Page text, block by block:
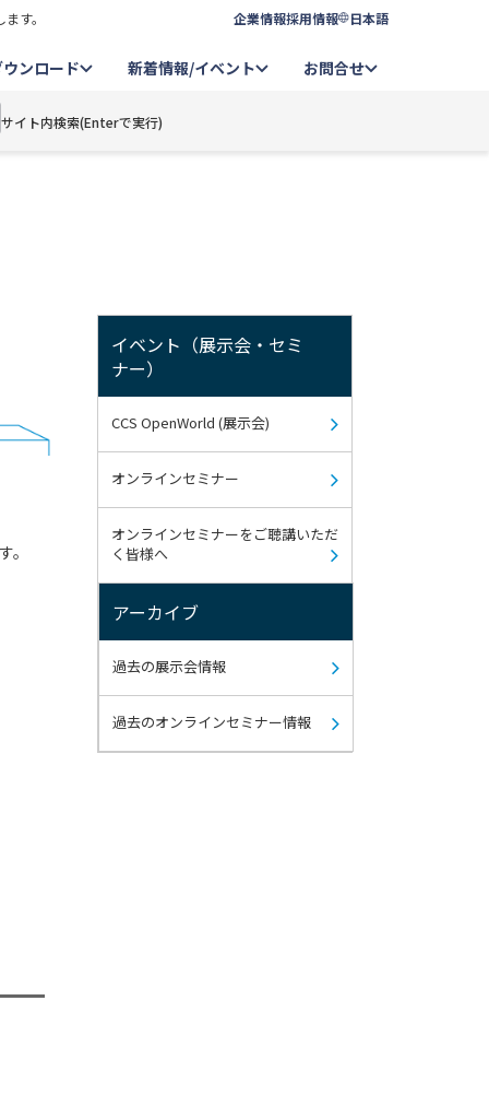
す。 企業情報採用情報 日本語
ウンロード 新着情報/イベント お問合せ
サイト内検索(Enterで実行)
イベント（展示会・セミ
ナー）
CCS OpenWorld (展示会)
オンラインセミナー
オンラインセミナーをご聴講いただ
く皆様へ
アーカイブ
過去の展示会情報
過去のオンラインセミナー情報